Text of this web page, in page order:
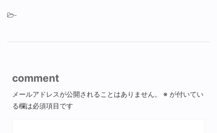
-
comment
メールアドレスが公開されることはありません。 ※ が付いてい
る欄は必須項目です